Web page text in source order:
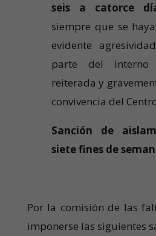
seis a catorce
siempre que se
evidente
parte del
reiterada y
convivencia del
Sanción de
siete fines de
Por la comisión de las
imponerse las siguientes